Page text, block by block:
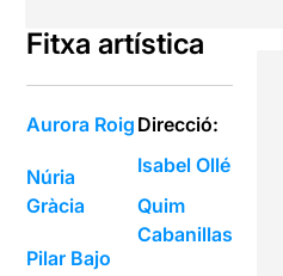
Fitxa artística
Aurora Roig
Núria
Gràcia
Pilar Bajo
Direcció:
Isabel Ollé
Quim
Cabanillas